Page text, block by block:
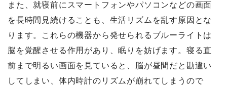
また、就寝前にスマートフォンやパソコンなどの画面
を長時間見続けることも、生活リズムを乱す原因とな
ります。これらの機器から発せられるブルーライトは
脳を覚醒させる作用があり、眠りを妨げます。寝る直
前まで明るい画面を見ていると、脳が昼間だと勘違い
してしまい、体内時計のリズムが崩れてしまうので